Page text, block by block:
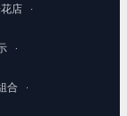
店 ·
·
合 ·